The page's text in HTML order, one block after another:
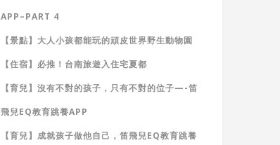
APP–PART 4
【景點】大人小孩都能玩的頑皮世界野生動物園
【住宿】必推！台南旅遊入住宅夏都
【育兒】沒有不對的孩子，只有不對的位子—-笛
飛兒EQ教育跳養APP
【育兒】成就孩子做他自己，笛飛兒EQ教育跳養